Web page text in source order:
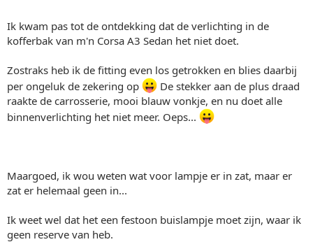
Ik kwam pas tot de ontdekking dat de verlichting in de
kofferbak van m'n Corsa A3 Sedan het niet doet.
Zostraks heb ik de fitting even los getrokken en blies daarbij
per ongeluk de zekering op
De stekker aan de plus draad
raakte de carrosserie, mooi blauw vonkje, en nu doet alle
binnenverlichting het niet meer. Oeps...
Maargoed, ik wou weten wat voor lampje er in zat, maar er
zat er helemaal geen in...
Ik weet wel dat het een festoon buislampje moet zijn, waar ik
geen reserve van heb.